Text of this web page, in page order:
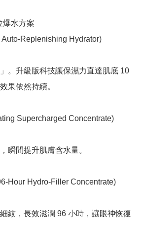
爆水方案
Replenishing Hydrator)
。升級版科技讓保濕力直達肌底 10
果依然持續。
Supercharged Concentrate)
瞬間提升肌膚含水量。
Hour Hydro-Filler Concentrate)
紋，長效滋潤 96 小時，讓眼神恢復